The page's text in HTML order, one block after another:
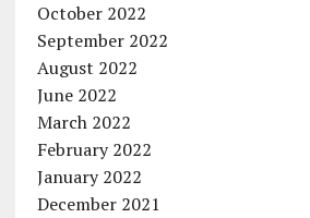
October 2022
September 2022
August 2022
June 2022
March 2022
February 2022
January 2022
December 2021